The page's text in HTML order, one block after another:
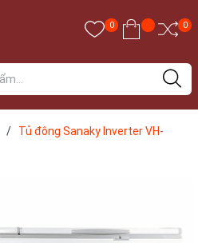
0 0
/
Tủ đông Sanaky Inverter VH-